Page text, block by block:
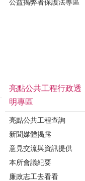
公益揭弊者保護法專區
亮點公共工程行政透
明專區
亮點公共工程查詢
新聞媒體揭露
意見交流與資訊提供
本所會議紀要
廉政志工去看看